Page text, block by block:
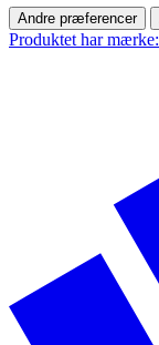
Andre præferencer
Produktet har